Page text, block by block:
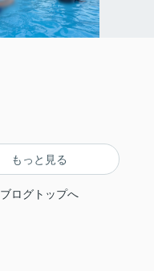
もっと見る
ブログトップへ